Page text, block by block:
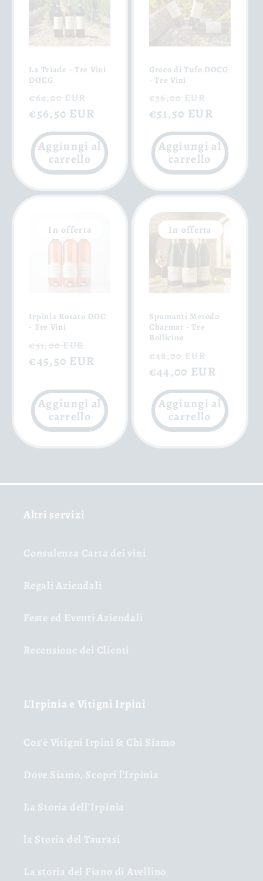
La Triade - Tre Vini
DOCG
Prezzo
di
listino
€64,00 EUR
scontato
€56,50 EUR
Aggiungi al
carrello
Greco di Tufo DOCG
- Tre Vini
Prezzo
di
listino
€56,00 EUR
€51,50 EUR
Aggiungi al
carrello
In offerta
Irpinia Rosato DOC
- Tre Vini
Prezzo
di
€51,00 EUR
scontato
€45,50 EUR
Aggiungi al
carrello
In offerta
Spumanti Metodo
Charmat - Tre
Bollicine
Prezzo
di
listino
€48,00 EUR
€44,00 EUR
Aggiungi al
carrello
Altri servizi
Consulenza Carta dei vini
Regali Aziendali
Feste ed Eventi Aziendali
Recensione dei Clienti
L'Irpinia e Vitigni Irpini
Cos'è Vitigni Irpini & Chi Siamo
Dove Siamo, Scopri l'Irpinia
La Storia dell'Irpinia
la Storia del Taurasi
La storia del Fiano di Avellino